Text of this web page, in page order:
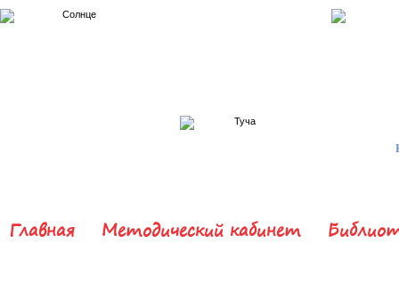
Главная Методический кабинет